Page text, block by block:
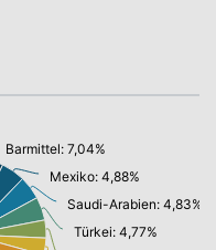
Barmittel: 7,04%
Mexiko: 4,88%
Saudi-Arabien: 4,83%
Türkei: 4,77%